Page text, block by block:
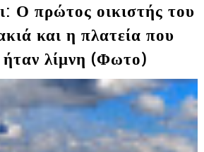
Ο πρώτος οικιστής του
και η πλατεία που
λίμνη (Φωτο)